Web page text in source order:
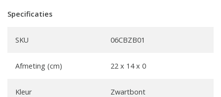
Specificaties
SKU 06CBZB01
Afmeting (cm) 22 x 14 x 0
Kleur Zwartbont